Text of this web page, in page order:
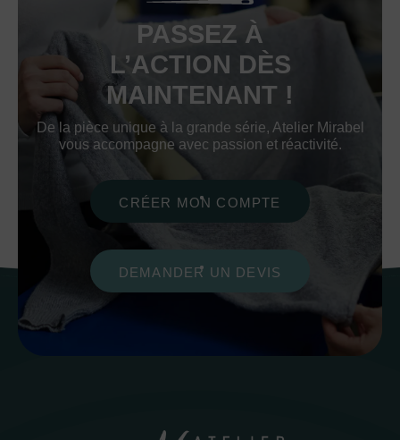
PASSEZ À
L’ACTION DÈS
MAINTENANT !
De la pièce unique à la grande série, Atelier Mirabel
vous accompagne avec passion et réactivité.
CRÉER MON COMPTE
DEMANDER UN DEVIS